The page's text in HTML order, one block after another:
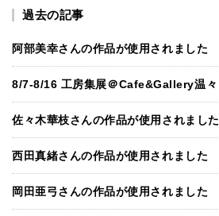
過去の記事
阿部美幸さんの作品が使用されました
8/7-8/16 工房集展＠Cafe&Gallery温々
佐々木華枝さんの作品が使用されました
西田真緒さんの作品が使用されました
岡田亜弓さんの作品が使用されました